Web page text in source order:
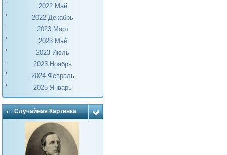
2022 Май
2022 Декабрь
2023 Март
2023 Май
2023 Июль
2023 Ноябрь
2024 Февраль
2025 Январь
Случайная Картинка